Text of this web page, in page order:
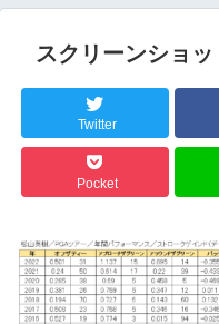
スクリーンショ
Twitter
Pocket